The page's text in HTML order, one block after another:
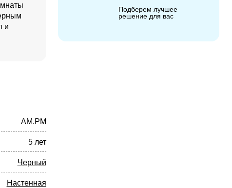
Подберем лучшее
решение для вас
и
AM.PM
5 лет
Черный
Настенная